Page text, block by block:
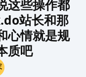
这些操作都
站长和那
心情就是规
质吧